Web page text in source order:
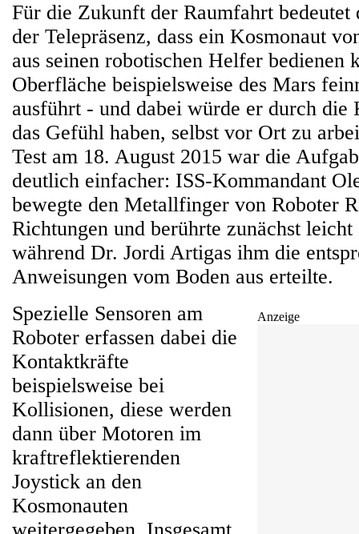
Für die Zukunft der Raumfahrt bedeutet
der Telepräsenz, dass ein Kosmonaut
aus seinen robotischen Helfer bedienen
Oberfläche beispielsweise des Mars
ausführt - und dabei würde er durch
das Gefühl haben, selbst vor Ort zu
Test am 18. August 2015 war die
deutlich einfacher: ISS-Kommandant
bewegte den Metallfinger von Roboter
Richtungen und berührte zunächst
während Dr. Jordi Artigas ihm die
Anweisungen vom Boden aus erteilte.
Anzeige
Spezielle Sensoren am
Roboter erfassen dabei die
Kontaktkräfte
beispielsweise bei
Kollisionen, diese werden
dann über Motoren im
kraftreflektierenden
Joystick an den
Kosmonauten